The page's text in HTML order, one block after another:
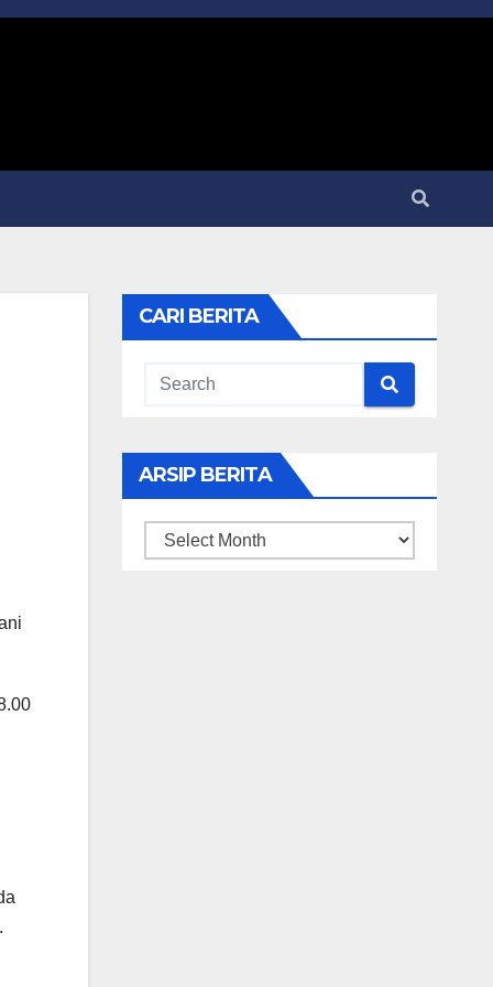
CARI BERITA
ARSIP BERITA
ARSIP